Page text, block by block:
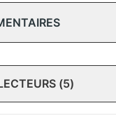
(5)